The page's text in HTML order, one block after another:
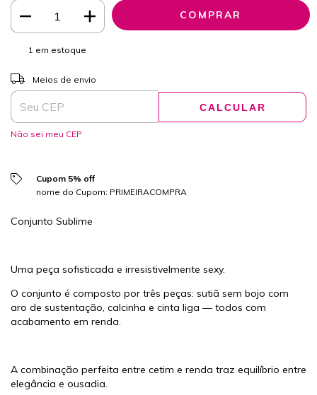
1 em estoque
Entregas para o CEP:
Meios de envio
CALCULAR
Não sei meu CEP
Cupom 5% off
nome do Cupom: PRIMEIRACOMPRA
Conjunto Sublime
Uma peça sofisticada e irresistivelmente sexy.
O conjunto é composto por três peças: sutiã sem bojo com
aro de sustentação, calcinha e cinta liga — todos com
acabamento em renda.
A combinação perfeita entre cetim e renda traz equilíbrio entre
elegância e ousadia.